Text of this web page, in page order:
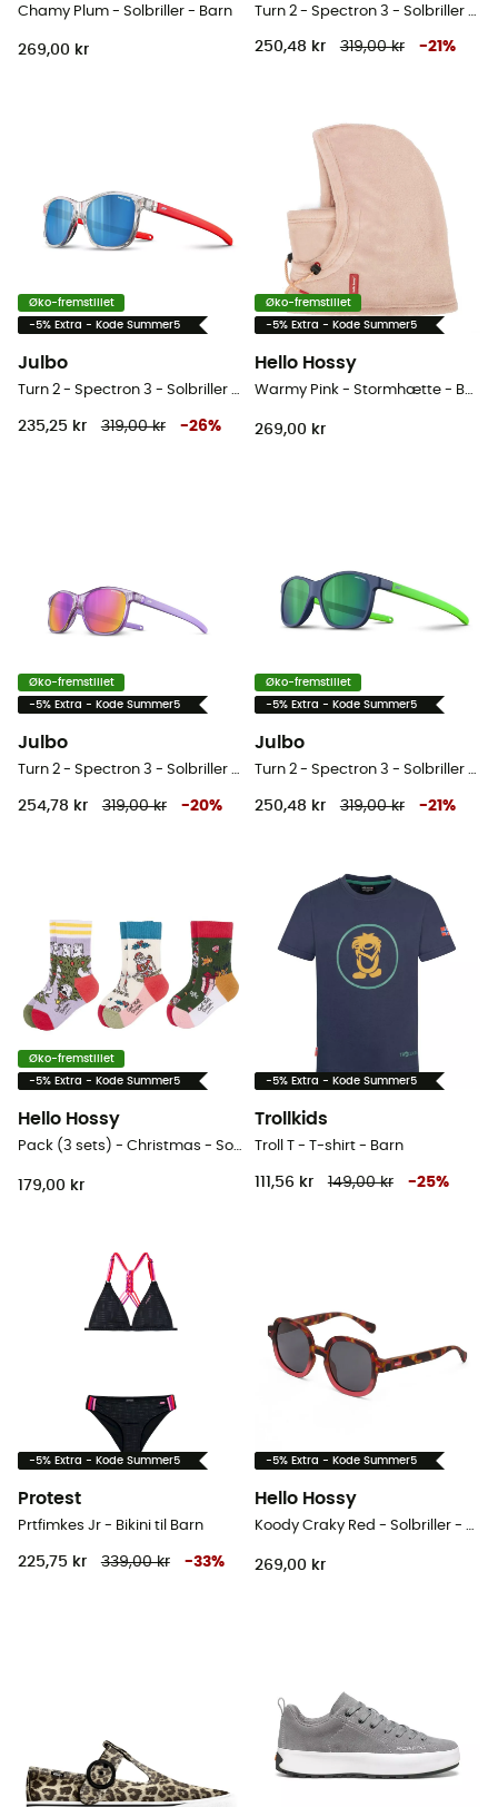
Chamy Plum - Solbriller - Barn
269,00 kr 250,48 kr 319,00 kr -21 %
Øko-fremstillet
-5% Extra - Kode Summer5
Julbo
Turn 2 - Spectron 3 - Solbriller - Barn
235,25 kr 319,00 kr -26%
Øko-fremstillet
-5% Extra - Kode Summer5
Hello Hossy
Warmy Pink - Stormhætte - Barn
269,00 kr
Øko-fremstillet
-5% Extra - Kode Summer5
Julbo
Turn 2 - Spectron 3 - Solbriller - Barn
254,78 kr 319,00 kr -20%
Øko-fremstillet
-5% Extra - Kode Summer5
Julbo
Turn 2 - Spectron 3 - Solbriller - Barn
250,48 kr 319,00 kr -21 %
Øko-fremstillet
-5% Extra - Kode Summer5
Hello Hossy
Pack (3 sets) - Christmas - Sokker - Barn
179,00 kr
-5% Extra - Kode Summer5
Trollkids
Troll T - T-shirt - Barn
111,56 kr 149,00 kr -25%
-5% Extra - Kode Summer5
Protest
Prtfimkes Jr - Bikini til Barn
225,75 kr 339,00 kr -33%
-5% Extra - Kode Summer5
Hello Hossy
Koody Craky Red - Solbriller - Barn
269,00 kr